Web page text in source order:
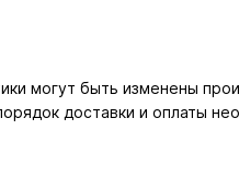
могут быть изменены
доставки и оплаты